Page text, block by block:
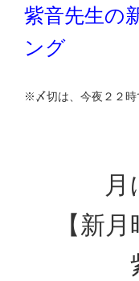
紫音先生の
ング
※〆切は、今夜２２時
月
【新